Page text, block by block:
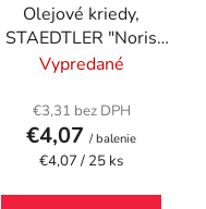
Olejové kriedy,
STAEDTLER "Noris
241", 25 rôznych farieb
Vypredané
€3,31 bez DPH
€4,07 / balenie
Jednotková
€4,07 / 25 ks